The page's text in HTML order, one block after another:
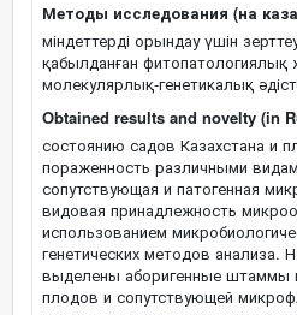
Методы исследования (на
міндеттерді орындау үшін
қабылданған
молекулярлық-генетикалық
Obtained results and novelty (in
состоянию садов Казахстана и
пораженность различными
сопутствующая и патогенная
видовая принадлежность
использованием
генетических методов анализа.
выделены аборигенные штаммы
плодов и сопутствующей